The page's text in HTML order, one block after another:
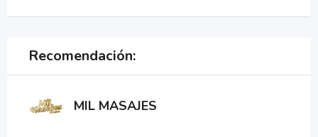
Recomendación:
MIL MASAJES